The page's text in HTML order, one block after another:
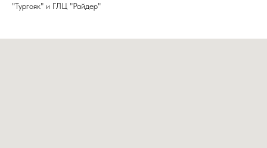
"Тургояк" и ГЛЦ "Райдер"